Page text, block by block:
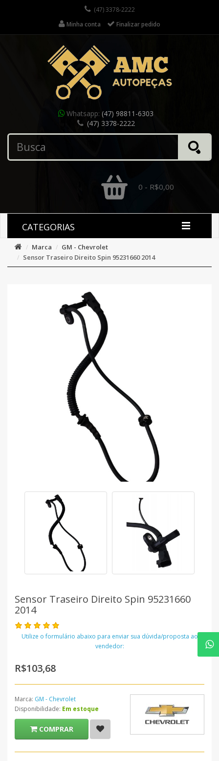
(47) 3378-2222
Minha conta
Finalizar pedido
Whatsapp: (47) 98811-6303
(47) 3378-2222
0 - R$0,00
CATEGORIAS
Marca
GM - Chevrolet
Sensor Traseiro Direito Spin 95231660 2014
Sensor Traseiro Direito Spin 95231660
2014
Utilize o formulário abaixo para enviar sua dúvida/proposta ao
vendedor:
R$103,68
Marca: GM - Chevrolet
Disponibilidade: Em estoque
COMPRAR